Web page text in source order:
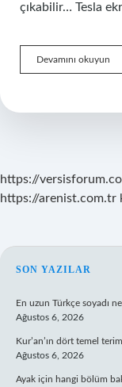
çıkabilir… Tesla
Devamını okuyun
https://
https://arenist.com.tr
SON YAZILAR
En uzun Türkçe soyadı
Ağustos 6, 2026
Kur’an’ın dört temel
Ağustos 6, 2026
Ayak için hangi bölüm